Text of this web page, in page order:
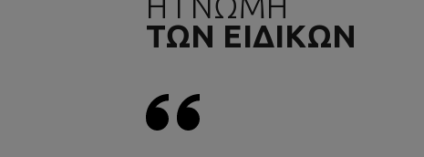
ΤΩΝ ΕΙΔΙΚΩΝ